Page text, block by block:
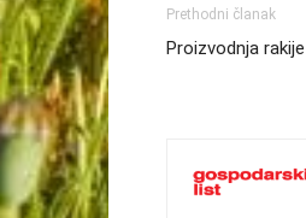
Prethodni članak
Proizvodnja